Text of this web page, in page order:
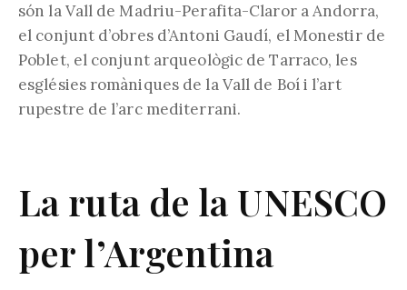
són la Vall de Madriu-Perafita-Claror a Andorra,
el conjunt d’obres d’Antoni Gaudí, el Monestir de
Poblet, el conjunt arqueològic de Tarraco, les
esglésies romàniques de la Vall de Boí i l’art
rupestre de l’arc mediterrani.
La ruta de la UNESCO
per l’Argentina